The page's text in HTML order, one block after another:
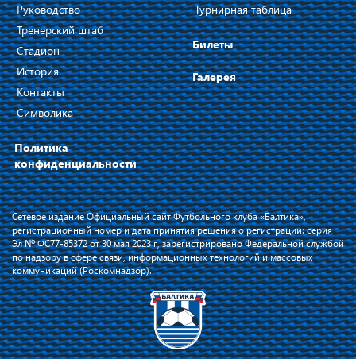
Руководство
Тренерский штаб
Стадион
История
Контакты
Символика
Политика
конфиденциальности
Турнирная таблица
Билеты
Галерея
Сетевое издание Официальный сайт Футбольного клуба «Балтика»,
регистрационный номер и дата принятия решения о регистрации: серия
Эл № ФС77-85372 от 30 мая 2023 г, зарегистрировано Федеральной службой
по надзору в сфере связи, информационных технологий и массовых
коммуникаций (Роскомнадзор).